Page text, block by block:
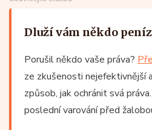
Dluží vám někdo
Porušil někdo vaše práva?
ze zkušenosti nejefektivnější
způsob, jak ochránit svá
poslední varování před